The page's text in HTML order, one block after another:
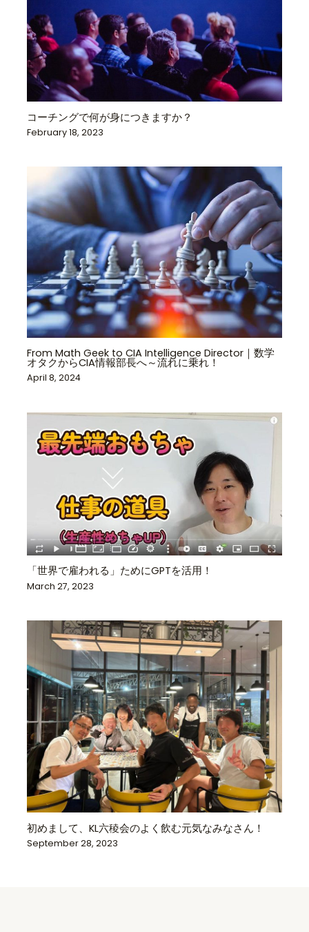
コーチングで何が身につきますか？
February 18, 2023
From Math Geek to CIA Intelligence Director｜数学
オタクからCIA情報部長へ～流れに乗れ！
April 8, 2024
「世界で雇われる」ためにGPTを活用！
March 27, 2023
初めまして、KL六稜会のよく飲む元気なみなさん！
September 28, 2023